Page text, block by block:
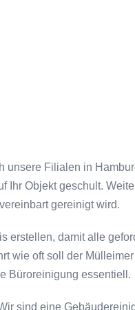
unsere Filialen in
Objekt geschult.
gereinigt wird.
erstellen, damit alle
wie oft soll der
Büroreinigung essentiell.
sind eine